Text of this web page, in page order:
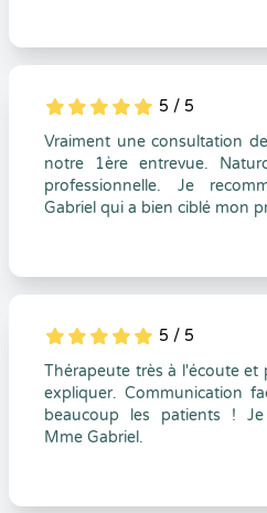
5
1
5
0 5 / 5
Vraiment une consultation
notre 1ère entrevue.
professionnelle. Je
Gabriel qui a bien ciblé mon
5
1
5
0 5 / 5
Thérapeute très à l'écoute
expliquer. Communication
beaucoup les patients ! Je
Mme Gabriel.